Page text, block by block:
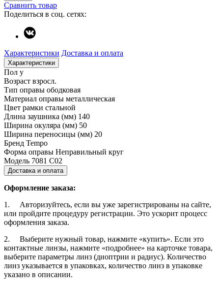
Сравнить товар
Поделиться в соц. сетях:
Характеристики Доставка и оплата
Характеристики
Пол у
Возраст взросл.
Тип оправы ободковая
Материал оправы металлическая
Цвет рамки стальной
Длина заушника (мм) 140
Ширина окуляра (мм) 50
Ширина переносицы (мм) 20
Бренд Tempo
Форма оправы Неправильный круг
Модель 7081 С02
Доставка и оплата
Оформление заказа:
1. Авторизуйтесь, если вы уже зарегистрированы на сайте,
или пройдите процедуру регистрации. Это ускорит процесс
оформления заказа.
2. Выберите нужный товар, нажмите «купить». Если это
контактные линзы, нажмите «подробнее» на карточке товара,
выберите параметры линз (диоптрии и радиус). Количество
линз указывается в упаковках, количество линз в упаковке
указано в описании.